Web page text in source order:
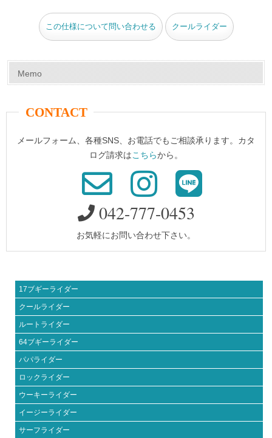
この仕様について問い合わせる クールライダー
Memo
CONTACT
メールフォーム、各種SNS、お電話でもご相談承ります。カタ
ログ請求はこちらから。
042-777-0453
お気軽にお問い合わせ下さい。
17ブギーライダー
クールライダー
ルートライダー
64ブギーライダー
パパライダー
ロックライダー
ウーキーライダー
イージーライダー
サーフライダー